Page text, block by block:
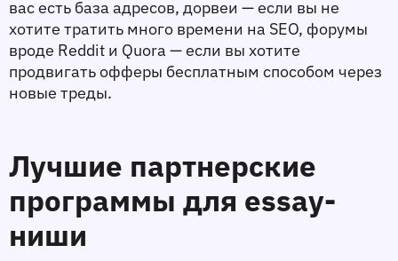
вас есть база адресов, дорвеи — если вы не
хотите тратить много времени на SEO, форумы
вроде Reddit и Quora — если вы хотите
продвигать офферы бесплатным способом через
новые треды.
Лучшие партнерские
программы для essay-
ниши